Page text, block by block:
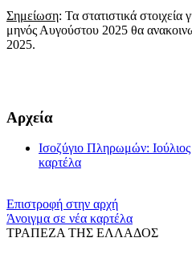
Σημείωση: Τα στατιστικά
μηνός Αυγούστου 2025 θα
2025.
Αρχεία
Ισοζύγιο Πληρωμών:
καρτέλα
Επιστροφή στην αρχή
Άνοιγμα σε νέα καρτέλα
ΤΡΑΠΕΖΑ ΤΗΣ ΕΛΛΑΔΟΣ